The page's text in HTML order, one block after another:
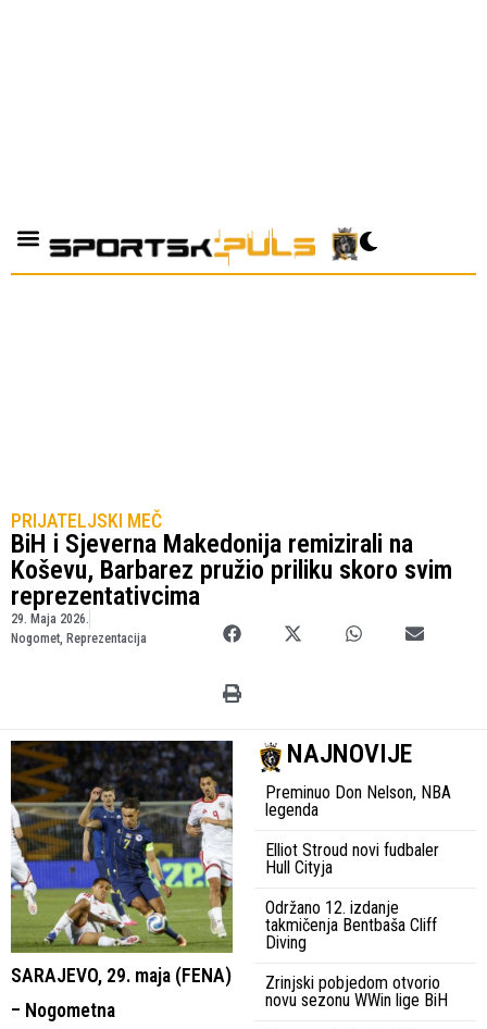
PRIJATELJSKI MEČ
BiH i Sjeverna Makedonija remizirali na
Koševu, Barbarez pružio priliku skoro svim
reprezentativcima
29. Maja 2026.
Nogomet, Reprezentacija
SARAJEVO, 29. maja (FENA)
– Nogometna
NAJNOVIJE
Preminuo Don Nelson, NBA
legenda
Elliot Stroud novi fudbaler
Hull Cityja
Održano 12. izdanje
takmičenja Bentbaša Cliff
Diving
Zrinjski pobjedom otvorio
novu sezonu WWin lige BiH